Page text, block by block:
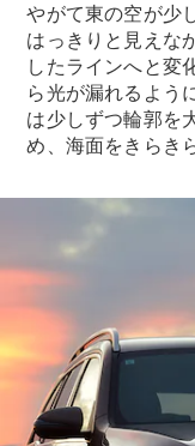
オンライン
ショールー
認定中古車
検索
フェア・イ
ベント キャ
ンペーン
ファイナン
ス(リース/
ローン)
やがて東の空が少
はっきりと見えな
したラインへと変
ら光が漏れるよう
は少しずつ輪郭を
め、海面をきらき